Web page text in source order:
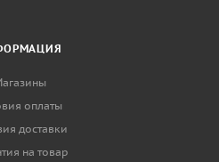
оплаты
доставки
на товар